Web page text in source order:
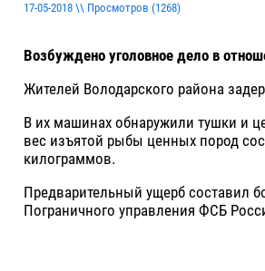
17-05-2018 \\ Просмотров (1268)
Возбуждено уголовное дело в
Жителей Володарского района
В их машинах обнаружили тушки и
вес изъятой рыбы ценных пород
килограммов.
Предварительный ущерб составил
Пограничного управления ФСБ